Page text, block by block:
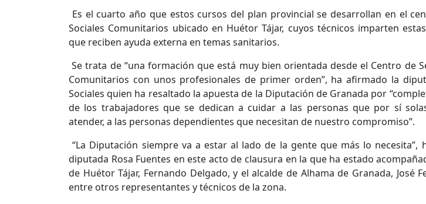
Es el cuarto año que estos cursos del plan provincial se desarrollan en el
Sociales Comunitarios ubicado en Huétor Tájar, cuyos técnicos imparten
que reciben ayuda externa en temas sanitarios.
Se trata de “una formación que está muy bien orientada desde el Centro de
Comunitarios con unos profesionales de primer orden”, ha afirmado la
Sociales quien ha resaltado la apuesta de la Diputación de Granada por
de los trabajadores que se dedican a cuidar a las personas que por sí
atender, a las personas dependientes que necesitan de nuestro compromiso”.
“La Diputación siempre va a estar al lado de la gente que más lo necesita”,
diputada Rosa Fuentes en este acto de clausura en la que ha estado
de Huétor Tájar, Fernando Delgado, y el alcalde de Alhama de Granada, José
entre otros representantes y técnicos de la zona.